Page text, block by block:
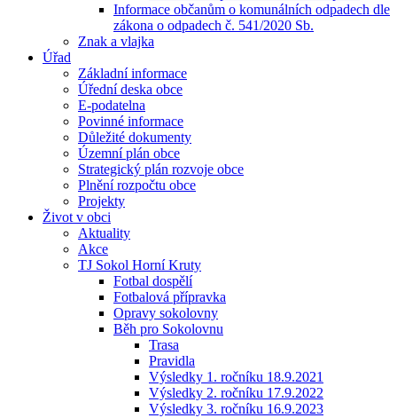
Informace občanům o komunálních odpadech dle
zákona o odpadech č. 541/2020 Sb.
Znak a vlajka
Úřad
Základní informace
Úřední deska obce
E-podatelna
Povinné informace
Důležité dokumenty
Územní plán obce
Strategický plán rozvoje obce
Plnění rozpočtu obce
Projekty
Život v obci
Aktuality
Akce
TJ Sokol Horní Kruty
Fotbal dospělí
Fotbalová přípravka
Opravy sokolovny
Běh pro Sokolovnu
Trasa
Pravidla
Výsledky 1. ročníku 18.9.2021
Výsledky 2. ročníku 17.9.2022
Výsledky 3. ročníku 16.9.2023